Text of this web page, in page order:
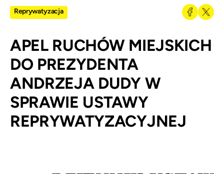
Reprywatyzacja
APEL RUCHÓW MIEJSKICH
DO PREZYDENTA
ANDRZEJA DUDY W
SPRAWIE USTAWY
REPRYWATYZACYJNEJ